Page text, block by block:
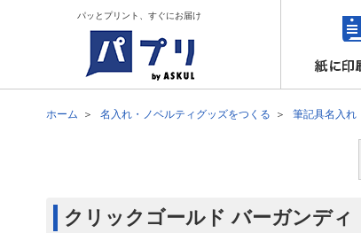
パッとプリント、すぐにお届け
ホーム 名入れ・ノベルティグッズをつくる 筆記具名入れ
クリックゴールド バーガンディ